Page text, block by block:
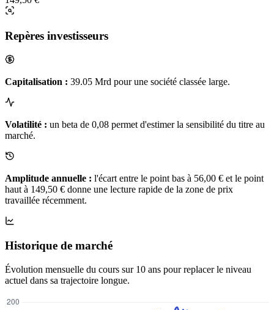
Repères investisseurs
Capitalisation : 39.05 Mrd pour une société classée large.
Volatilité : un beta de 0,08 permet d'estimer la sensibilité du titre au
marché.
Amplitude annuelle : l'écart entre le point bas à 56,00 € et le point
haut à 149,50 € donne une lecture rapide de la zone de prix
travaillée récemment.
Historique de marché
Évolution mensuelle du cours sur 10 ans pour replacer le niveau
actuel dans sa trajectoire longue.